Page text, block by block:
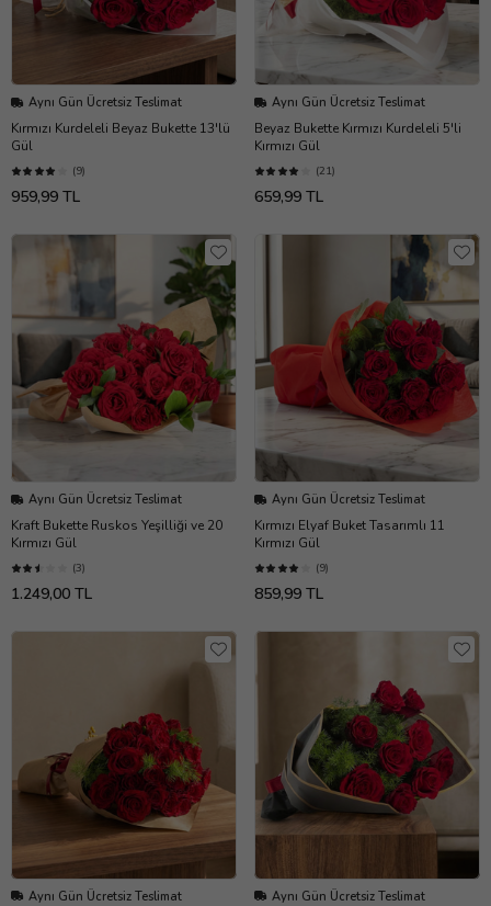
Aynı Gün Ücretsiz Teslimat
Kırmızı Kurdeleli Beyaz Bukette 13'lü
Gül
(9)
959,99 TL
Aynı Gün Ücretsiz Teslimat
Beyaz Bukette Kırmızı Kurdeleli 5'li
Kırmızı Gül
(21)
659,99 TL
Aynı Gün Ücretsiz Teslimat
Kraft Bukette Ruskos Yeşilliği ve 20
Kırmızı Gül
(3)
1.249,00 TL
Aynı Gün Ücretsiz Teslimat
Kırmızı Elyaf Buket Tasarımlı 11
Kırmızı Gül
(9)
859,99 TL
Aynı Gün Ücretsiz Teslimat Aynı Gün Ücretsiz Teslimat